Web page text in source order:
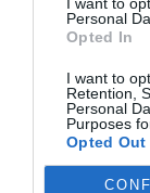
Personal
Opted In
I want to
Retention,
Personal
Purposes
Opted Out